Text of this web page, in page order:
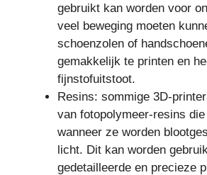
gebruikt kan worden voor
veel beweging moeten
schoenzolen of
gemakkelijk te printen en
fijnstofuitstoot.
Resins: sommige 3D-
van fotopolymeer-resins
wanneer ze worden
licht. Dit kan worden
gedetailleerde en precieze